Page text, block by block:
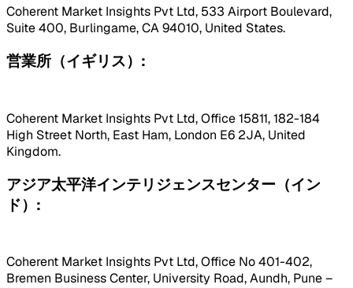
Coherent Market Insights Pvt Ltd, 533 Airport Boulevard,
Suite 400, Burlingame, CA 94010, United States.
営業所（イギリス）:
Coherent Market Insights Pvt Ltd, Office 15811, 182-184
High Street North, East Ham, London E6 2JA, United
Kingdom.
アジア太平洋インテリジェンスセンター（イン
ド）:
Coherent Market Insights Pvt Ltd, Office No 401-402,
Bremen Business Center, University Road, Aundh, Pune –